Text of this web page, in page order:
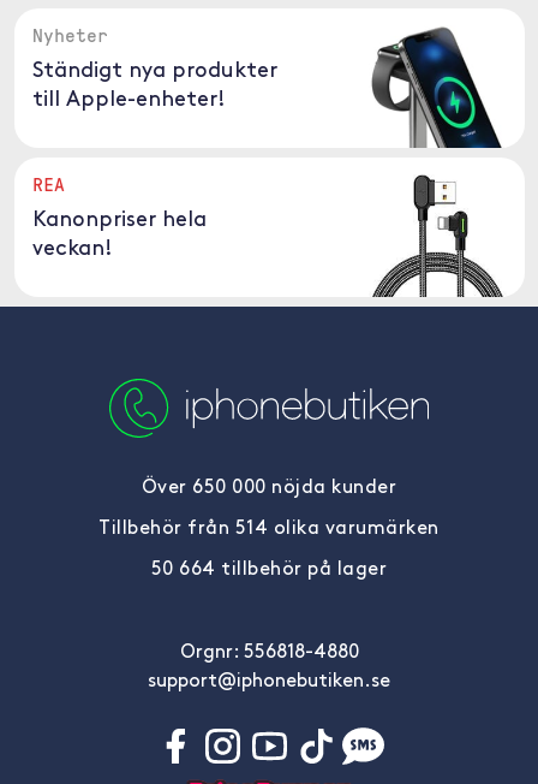
Nyheter
Ständigt nya produkter
till Apple-enheter!
REA
Kanonpriser hela
veckan!
Över 650 000 nöjda kunder
Tillbehör från 514 olika varumärken
50 664 tillbehör på lager
Orgnr: 556818-4880
support@iphonebutiken.se